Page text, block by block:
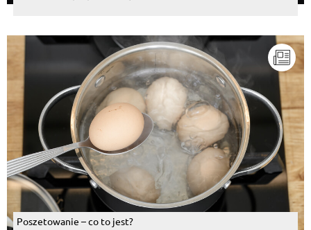
Poszetowanie – co to jest?